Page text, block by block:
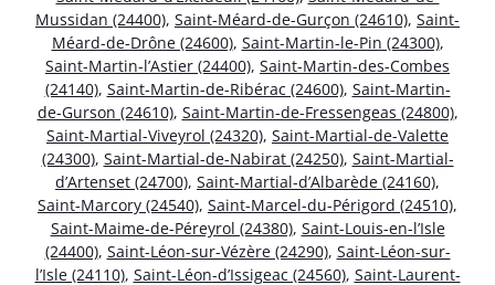
Mussidan (24400), Saint-Méard-de-Gurçon (24610), Saint-
Méard-de-Drône (24600), Saint-Martin-le-Pin (24300),
Saint-Martin-l’Astier (24400), Saint-Martin-des-Combes
(24140), Saint-Martin-de-Ribérac (24600), Saint-Martin-
de-Gurson (24610), Saint-Martin-de-Fressengeas (24800),
Saint-Martial-Viveyrol (24320), Saint-Martial-de-Valette
(24300), Saint-Martial-de-Nabirat (24250), Saint-Martial-
d’Artenset (24700), Saint-Martial-d’Albarède (24160),
Saint-Marcory (24540), Saint-Marcel-du-Périgord (24510),
Saint-Maime-de-Péreyrol (24380), Saint-Louis-en-l’Isle
(24400), Saint-Léon-sur-Vézère (24290), Saint-Léon-sur-
l’Isle (24110), Saint-Léon-d’Issigeac (24560), Saint-Laurent-